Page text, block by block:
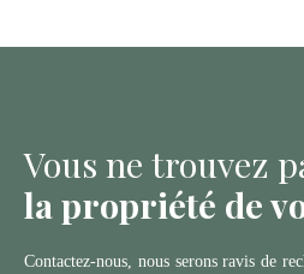
Vous ne trouvez
la propriété de
Contactez-nous, nous serons ravis de